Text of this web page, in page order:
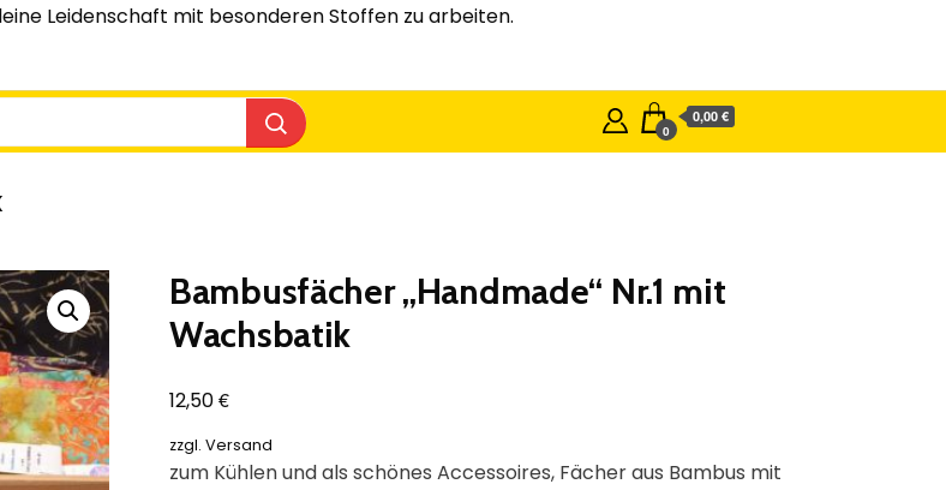
Leidenschaft mit besonderen Stoffen zu arbeiten.
0
0,00 €
Bambusfächer „Handmade“ Nr.1 mit
Wachsbatik
12,50€
zzgl. Versand
zum Kühlen und als schönes Accessoires, Fächer aus Bambus mit